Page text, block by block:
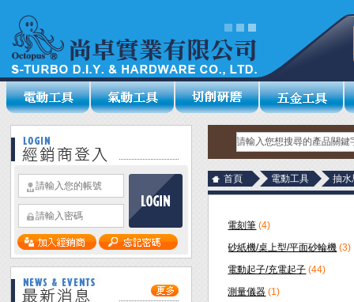
首頁 電動工具 抽水
電刻筆 (4)
砂紙機/桌上型/平面砂輪機 (3)
電動起子/充電起子 (44)
測量儀器 (1)